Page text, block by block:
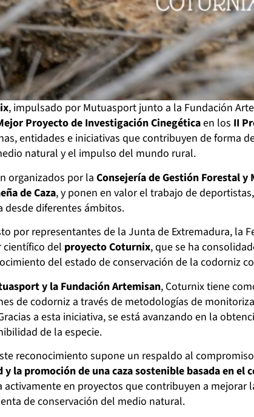
, impulsado por Mutuasport junto a la Fundación
Proyecto de Investigación Cinegéticaen los II
entidades e iniciativas que contribuyen de forma
natural y el impulso del mundo rural.
organizados por la Consejería de Gestión Forestal
de Caza, y ponen en valor el trabajo de
desde diferentes ámbitos.
por representantes de la Junta de Extremadura, la
científico del proyecto Coturnix, que se ha
del estado de conservación de la codorniz
y la Fundación Artemisan, Coturnix tiene
de codorniz a través de metodologías de
a esta iniciativa, se está avanzando en la
de la especie.
reconocimiento supone un respaldo al
y la promoción de una caza sostenible basada en
en proyectos que contribuyen a mejorar
de conservación del medio natural.